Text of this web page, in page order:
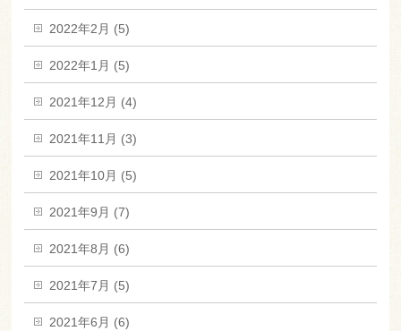
2022年2月 (5)
2022年1月 (5)
2021年12月 (4)
2021年11月 (3)
2021年10月 (5)
2021年9月 (7)
2021年8月 (6)
2021年7月 (5)
2021年6月 (6)